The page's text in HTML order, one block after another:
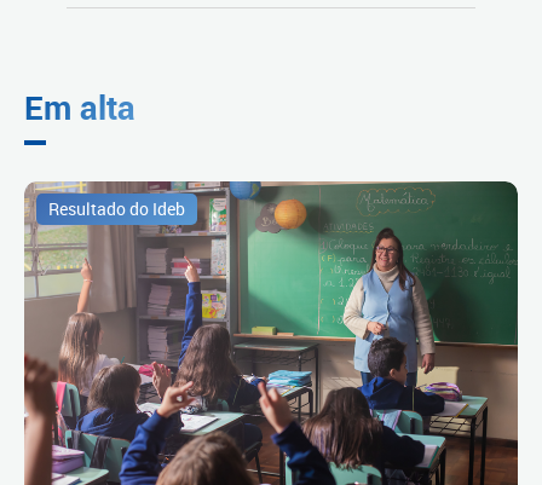
Em alta
Resultado do Ideb